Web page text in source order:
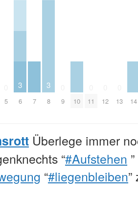
5
3
6 7
3
8 9 10 11 12 13 14
Überlege immer
“#Aufstehen
“#liegenbleiben